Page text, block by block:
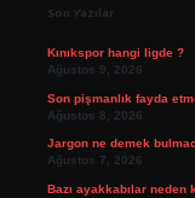
Son Yazılar
Kınıkspor hangi ligde ?
Ağustos 9, 2026
Son pişmanlık fayda
Ağustos 8, 2026
Jargon ne demek
Ağustos 7, 2026
Bazı ayakkabılar neden